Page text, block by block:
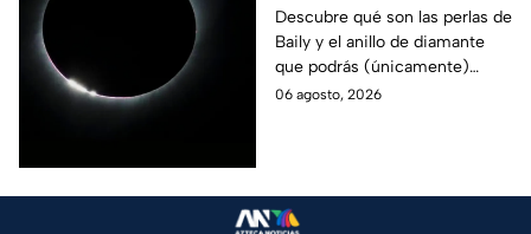
podrán ver
ÚNICAMENTE durante
el eclipse solar 2026 del
12 de agosto?
Descubre qué son las perlas de
Baily y el anillo de diamante
que podrás (únicamente)
observar durante el eclipse
06 agosto, 2026